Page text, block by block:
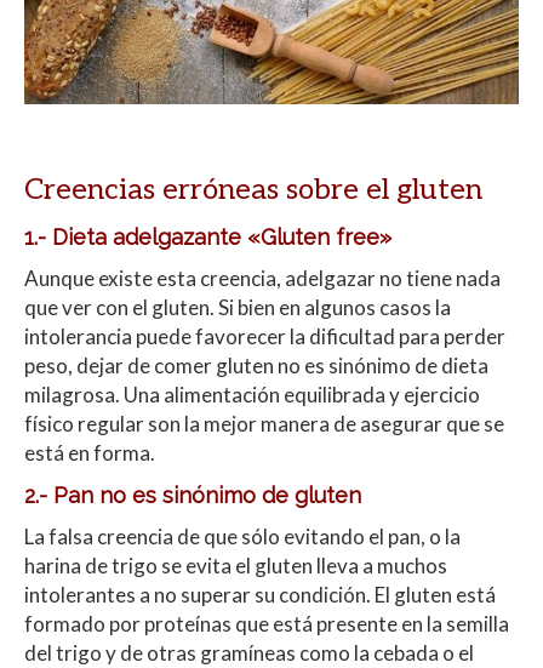
Creencias erróneas sobre el gluten
1.- Dieta adelgazante «Gluten free»
Aunque existe esta creencia, adelgazar no tiene nada
que ver con el gluten. Si bien en algunos casos la
intolerancia puede favorecer la dificultad para perder
peso, dejar de comer gluten no es sinónimo de dieta
milagrosa. Una alimentación equilibrada y ejercicio
físico regular son la mejor manera de asegurar que se
está en forma.
2.- Pan no es sinónimo de gluten
La falsa creencia de que sólo evitando el pan, o la
harina de trigo se evita el gluten lleva a muchos
intolerantes a no superar su condición. El gluten está
formado por proteínas que está presente en la semilla
del trigo y de otras gramíneas como la cebada o el